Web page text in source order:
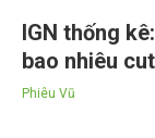
IGN thống
bao nhiêu
Phiêu Vũ